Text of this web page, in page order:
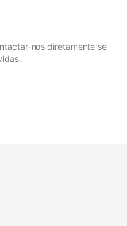
nos diretamente se